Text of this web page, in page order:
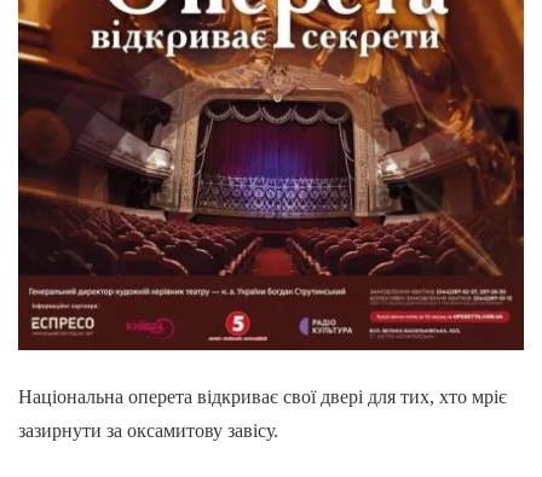
Національна оперета відкриває свої двері для тих, хто мріє
зазирнути за оксамитову завісу.